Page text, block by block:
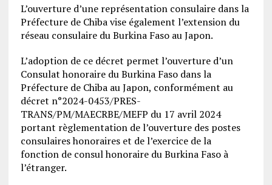
L’ouverture d’une représentation consulaire dans la
Préfecture de Chiba vise également l’extension du
réseau consulaire du Burkina Faso au Japon.
L’adoption de ce décret permet l’ouverture d’un
Consulat honoraire du Burkina Faso dans la
Préfecture de Chiba au Japon, conformément au
décret n°2024-0453/PRES-
TRANS/PM/MAECRBE/MEFP du 17 avril 2024
portant règlementation de l’ouverture des postes
consulaires honoraires et de l’exercice de la
fonction de consul honoraire du Burkina Faso à
l’étranger.